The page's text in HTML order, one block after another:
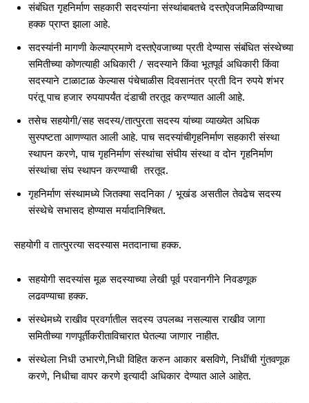
संबंधित गृहनिर्माण सहकारी सदस्यांना संस्थांबाबतचे दस्तऐवजमिळविण्याचा
हक्क प्राप्त झाला आहे.
सदस्यांनी मागणी केल्याप्रमाणे दस्तऐवजाच्या प्रती देण्यास संबंधित संस्थेच्या
समितीच्या कोणत्याही अधिकारी / सदस्याने किंवा भूतपूर्व अधिकारी किंवा
सदस्याने टाळाटाळ केल्यास पंचेचाळीस दिवसानंतर प्रती दिन रुपये शंभर
परंतू पाच हजार रुपयापर्यंत दंडाची तरतूद करण्यात आली आहे.
तसेच सहयोगी/सह सदस्य/तात्पुरता सदस्य यांच्या व्याख्येत अधिक
सुस्पष्टता आणण्यात आली आहे. पाच सदस्यांचीगृहनिर्माण सहकारी संस्था
स्थापन करणे, पाच गृहनिर्माण संस्थांचा संघीय संस्था व दोन गृहनिर्माण
संस्थांचा संघ स्थापन करण्याची तरतूद.
गृहनिर्माण संस्थामध्ये जितक्या सदनिका / भूखंड असतील तेवढेच सदस्य
संस्थेचे सभासद होण्यास मर्यादानिश्चित.
सहयोगी व तात्पुरत्या सदस्यास मतदानाचा हक्क.
सहयोगी सदस्यांस मूळ सदस्याच्या लेखी पूर्व परवानगीने निवडणूक
लढवण्याचा हक्क.
संस्थेमध्ये राखीव प्रवर्गातील सदस्य उपलब्ध नसल्यास राखीव जागा
समितीच्या गणपूर्तीकरीताविचारात घेतल्या जाणार नाहीत.
संस्थेला निधी उभारणे,निधी विहित करुन आकार बसविणे, निधींची गुंतवणूक
करणे, निधीचा वापर करणे इत्यादी अधिकार देण्यात आले आहेत.